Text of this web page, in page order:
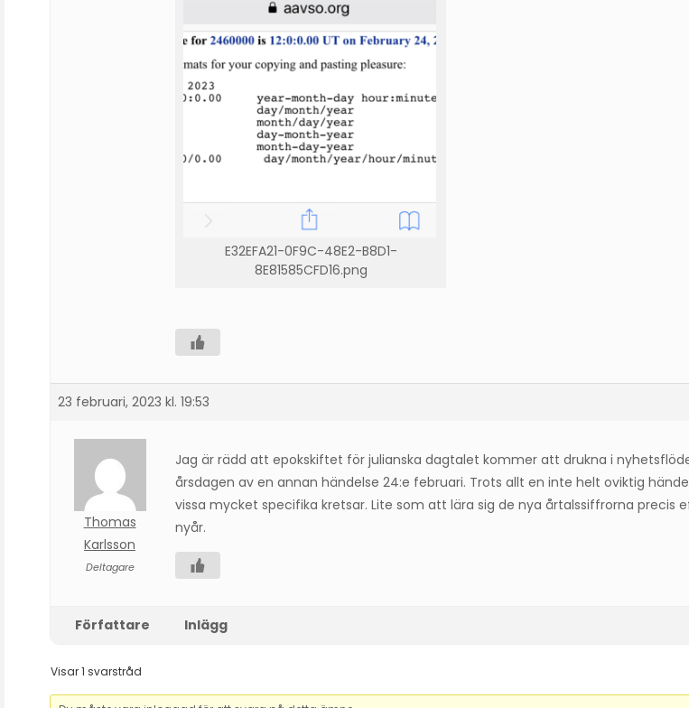
E32EFA21-0F9C-48E2-B8D1-
8E81585CFD16.png
23 februari, 2023 kl. 19:53
Thomas
Karlsson
Deltagare
Jag är rädd att epokskiftet för julianska dagtalet kommer att drukna i
årsdagen av en annan händelse 24:e februari. Trots allt en inte helt oviktig
vissa mycket specifika kretsar. Lite som att lära sig de nya årtalssiffrorna precis
nyår.
Författare Inlägg
Visar 1 svarstråd